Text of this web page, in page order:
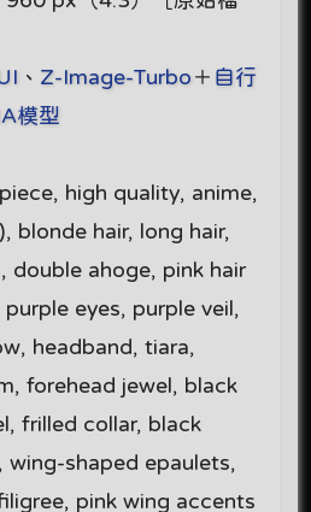
、 Z-Image-Turbo ＋ 自行
模型
high quality, anime,
blonde hair, long hair,
double ahoge, pink hair
eyes, purple veil,
headband, tiara,
forehead jewel, black
frilled collar, black
shaped epaulets,
pink wing accents